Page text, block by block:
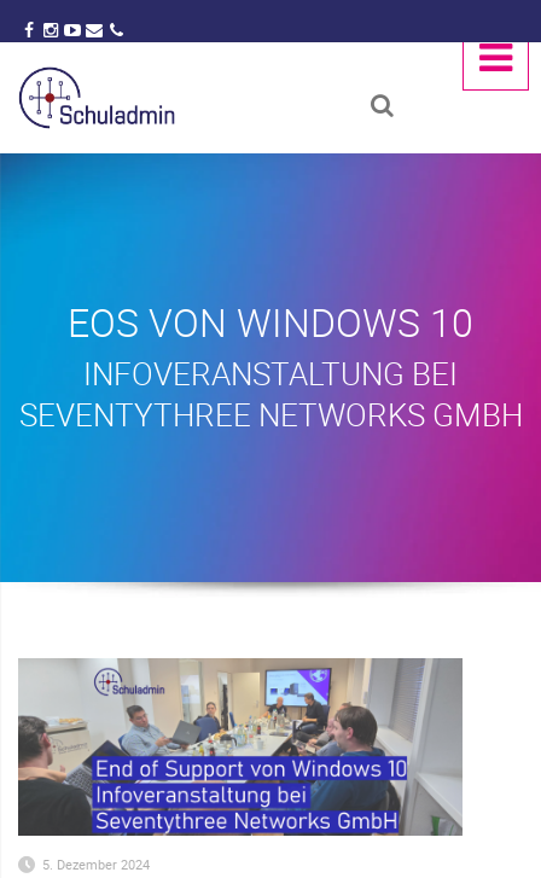
EOS VON WINDOWS 10
INFOVERANSTALTUNG BEI
SEVENTYTHREE NETWORKS GMBH
5. Dezember 2024